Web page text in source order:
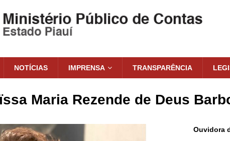
NOTÍCIAS IMPRENSA TRANSPARÊNCIA
Maria Rezende de Deus
Ouvidora